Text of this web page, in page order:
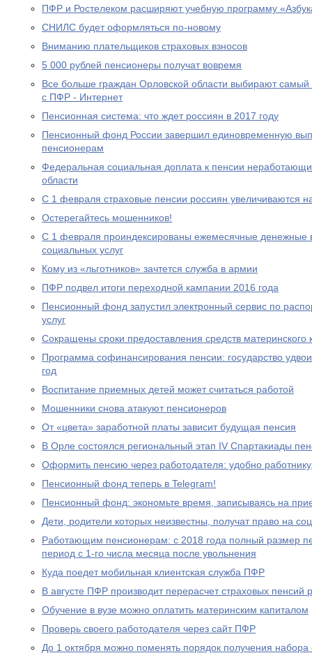
ПФР и Ростелеком расширяют учебную программу
СНИЛС будет оформляться по-новому
Вниманию плательщиков страховых взносов
5 000 рублей пенсионеры получат вовремя
Все больше граждан Орловской области выбирают
с ПФР - Интернет
Пенсионная система: что ждет россиян в 2017 году
Пенсионный фонд России завершил единовременную
пенсионерам
Федеральная социальная доплата к пенсии
области
С 1 февраля страховые пенсии россиян увеличиваются
Остерегайтесь мошенников!
С 1 февраля проиндексированы ежемесячные денежные
социальных услуг
Кому из «льготников» зачтется служба в армии
ПФР подвел итоги переходной кампании 2016 года
Пенсионный фонд запустил электронный сервис по
услуг
Сокращены сроки предоставления средств материнского
Программа софинансирования пенсии: государство
год
Воспитание приемных детей может считаться работой
Мошенники снова атакуют пенсионеров
От «цвета» заработной платы зависит будущая пенсия
В Орле состоялся региональный этап IV Спартакиады
Оформить пенсию через работодателя: удобно
Пенсионный фонд теперь в Telegram!
Пенсионный фонд: экономьте время, записываясь на
Дети, родители которых неизвестны, получат право на
Работающим пенсионерам: с 2018 года полный размер
период с 1-го числа месяца после увольнения
Куда поедет мобильная клиентская служба ПФР
В августе ПФР производит перерасчет страховых
Обучение в вузе можно оплатить материнским капиталом
Проверь своего работодателя через сайт ПФР
До 1 октября можно поменять порядок получения набора